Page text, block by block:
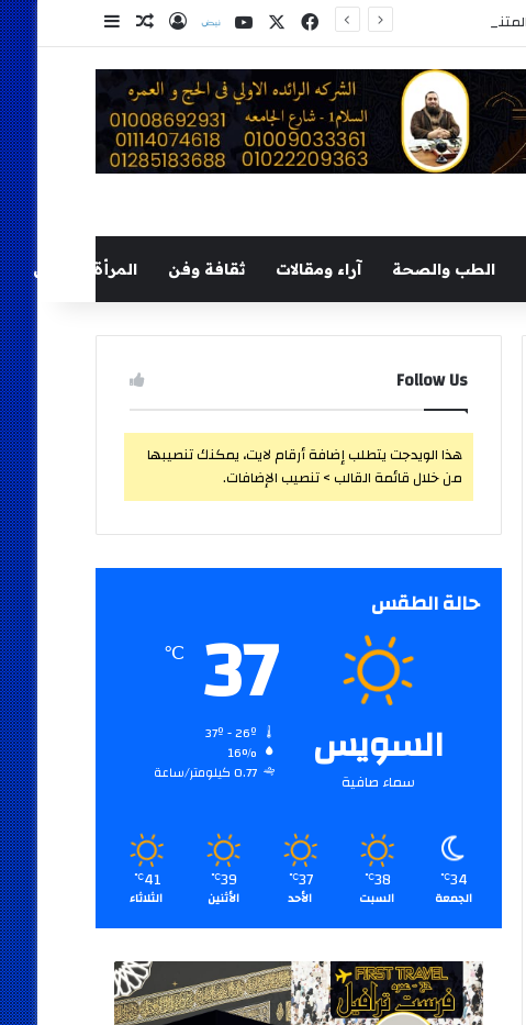
فيسبوك
‫X
‫YouTube
نلضتسجيل الدخول
مقال عشوائي
إضافة عمود
الطب والصحة آراء ومقالات ثقافة وفن المرأة والطفل
Follow Us
هذا الويدجت يتطلب إضافة أرقام لايت، يمكنك تنصيبها
من خلال قائمة القالب > تنصيب الإضافات.
حالة الطقس
السويس
سماء صافية
37
℃
16%
0.77 كيلومتر/ساعة
34
℃
الجمعة
38
℃
السبت
37
℃
الأحد
39
℃
الأثنين
41
℃
الثلاثاء